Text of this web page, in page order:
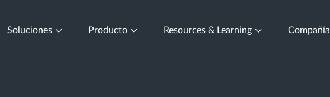
Soluciones Producto Resources & Learning Compañía